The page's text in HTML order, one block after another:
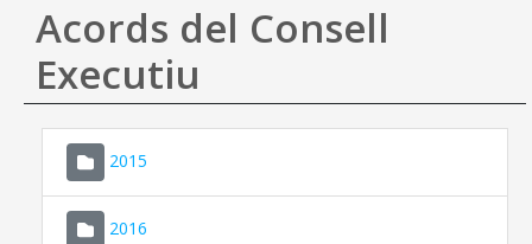
Ajuda
Acords del Consell
Executiu
2015
2016